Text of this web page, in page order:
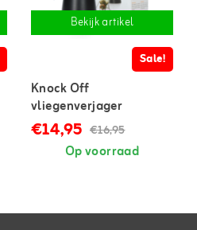
Bekijk artikel
Sale!
Knock Off
vliegenverjager
€14,95 €16,95
Op voorraad